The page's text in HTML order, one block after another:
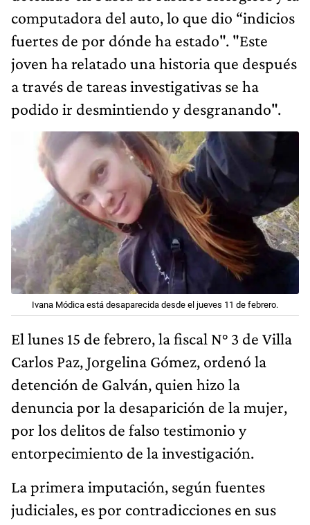
computadora del auto, lo que dio “indicios
fuertes de por dónde ha estado". "Este
joven ha relatado una historia que después
a través de tareas investigativas se ha
podido ir desmintiendo y desgranando".
Ivana Módica está desaparecida desde el jueves 11 de febrero.
El lunes 15 de febrero, la fiscal N° 3 de Villa
Carlos Paz, Jorgelina Gómez, ordenó la
detención de Galván, quien hizo la
denuncia por la desaparición de la mujer,
por los delitos de falso testimonio y
entorpecimiento de la investigación.
La primera imputación, según fuentes
judiciales, es por contradicciones en sus